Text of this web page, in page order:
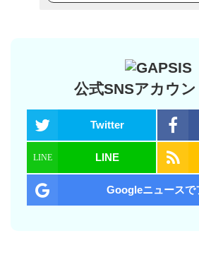
公式SNSアカウ
Twitter
LINE
Googleニュースで